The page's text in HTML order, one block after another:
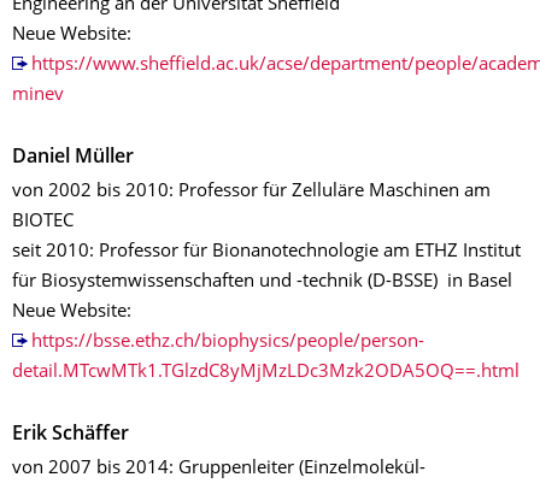
Engineering an der Universität Sheffield
Neue Website:
https://www.sheffield.ac.uk/acse/department/people/
minev
Daniel Müller
von 2002 bis 2010: Professor für Zelluläre Maschinen am
BIOTEC
seit 2010: Professor für Bionanotechnologie am ETHZ Institut
für Biosystemwissenschaften und -technik (D-BSSE) in Basel
Neue Website:
https://bsse.ethz.ch/biophysics/people/person-
detail.MTcwMTk1.TGlzdC8yMjMzLDc3Mzk2ODA5OQ==.html
Erik Schäffer
von 2007 bis 2014: Gruppenleiter (Einzelmolekül-